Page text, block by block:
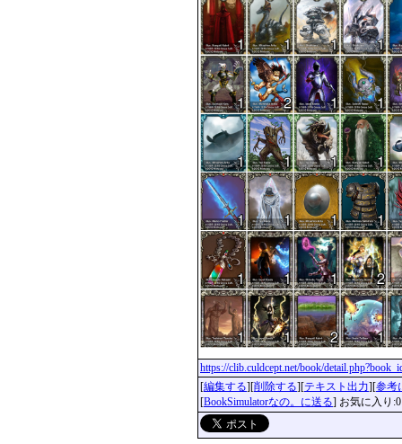
https://clib.culdcept.net/book/
[編集する][削除する][テキスト出力][参考
[BookSimulatorなの。に送る] お気に入り:0